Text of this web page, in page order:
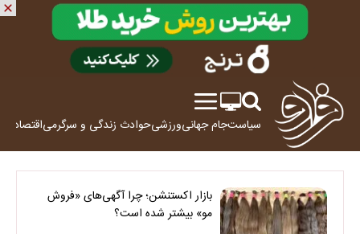
سیاستجام جهانیورزشیحوادث زندگی و سرگرمیاقتصاد
بازار اکستنشن؛ چرا آگهی‌های «فروش
مو» بیشتر شده است؟